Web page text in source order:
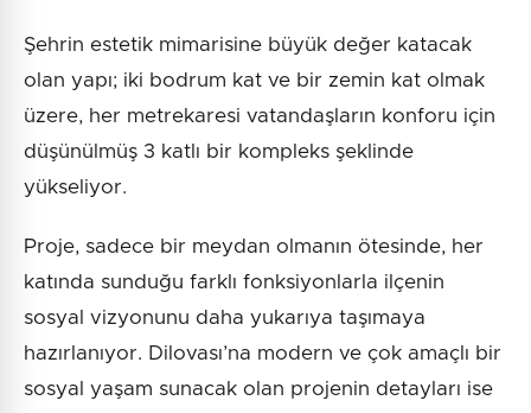
Şehrin estetik mimarisine büyük değer katacak
olan yapı; iki bodrum kat ve bir zemin kat olmak
üzere, her metrekaresi vatandaşların konforu için
düşünülmüş 3 katlı bir kompleks şeklinde
yükseliyor.
Proje, sadece bir meydan olmanın ötesinde, her
katında sunduğu farklı fonksiyonlarla ilçenin
sosyal vizyonunu daha yukarıya taşımaya
hazırlanıyor. Dilovası’na modern ve çok amaçlı bir
sosyal yaşam sunacak olan projenin detayları ise